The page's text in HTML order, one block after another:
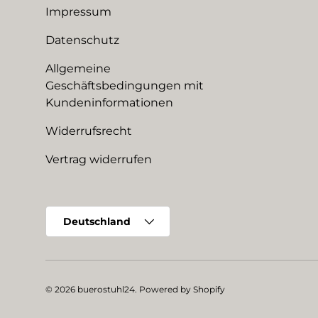
Impressum
Datenschutz
Allgemeine
Geschäftsbedingungen mit
Kundeninformationen
Widerrufsrecht
Vertrag widerrufen
Deutschland
© 2026 buerostuhl24. Powered by Shopify